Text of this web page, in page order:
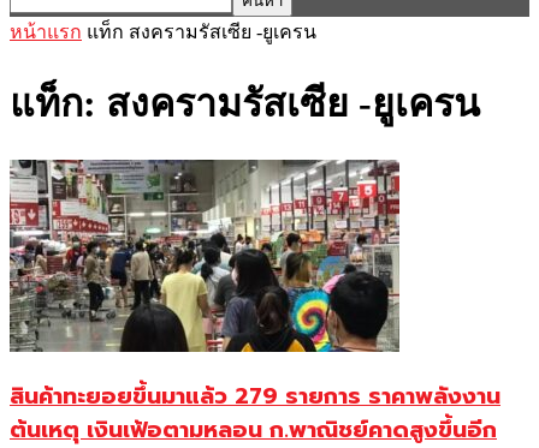
หน้าแรก แท็ก สงครามรัสเซีย -ยูเครน
แท็ก: สงครามรัสเซีย -ยูเครน
สินค้าทะยอยขึ้นมาแล้ว 279 รายการ ราคาพลังงาน
ต้นเหตุ เงินเฟ้อตามหลอน ก.พาณิชย์คาดสูงขึ้นอีก